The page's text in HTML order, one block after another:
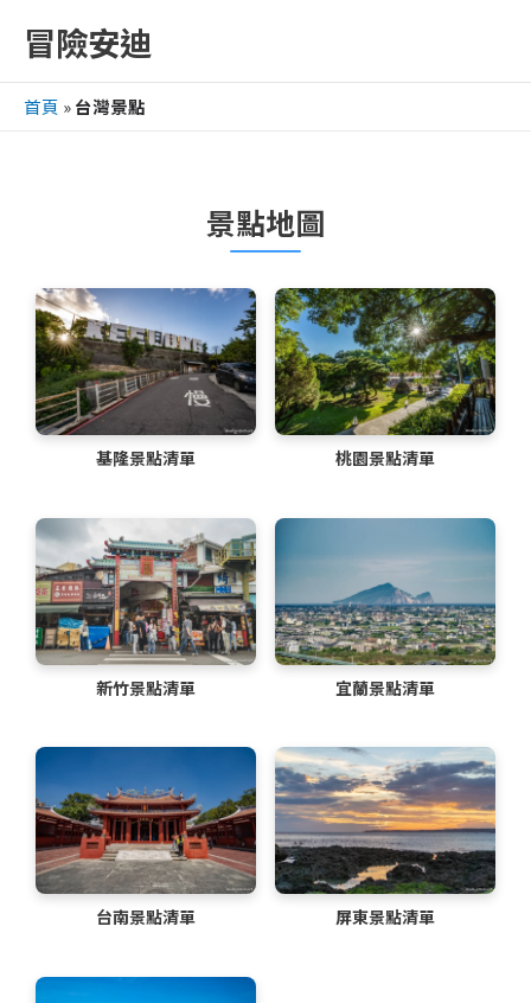
主
冒險安迪
首頁 »台灣景點
景點地圖
基隆景點清單 桃園景點清單
新竹景點清單 宜蘭景點清單
台南景點清單 屏東景點清單